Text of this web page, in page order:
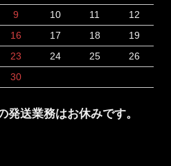
9 10 11
12
16 17 18
19
23 24 25
26
30
送業務はお休みです。